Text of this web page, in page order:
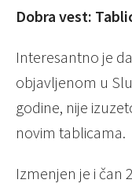
Dobra vest:
Interesantno je
objavljenom u
godine, nije
novim tablicama.
Izmenjen je i čan